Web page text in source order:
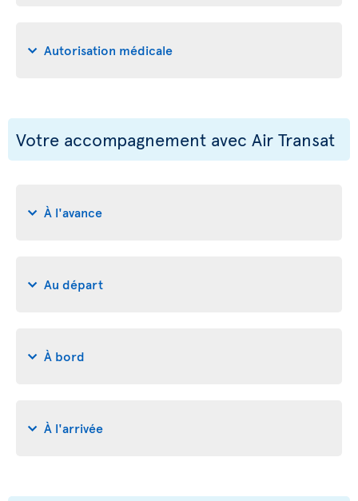
Autorisation médicale
Votre accompagnement avec Air Transat
À l'avance
Au départ
À bord
À l'arrivée